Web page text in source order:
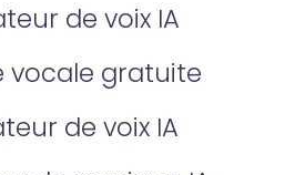
de voix IA
vocale gratuite
de voix IA